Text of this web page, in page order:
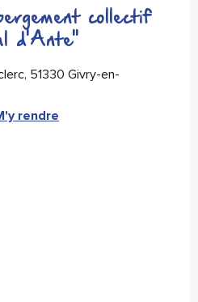
collectif
d'Ante"
51330 Givry-en-
rendre